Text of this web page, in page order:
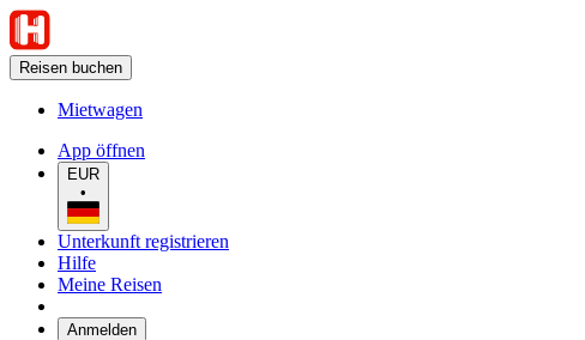
Reisen buchen
Mietwagen
App öffnen
EUR
•
Unterkunft registrieren
Hilfe
Meine Reisen
Anmelden